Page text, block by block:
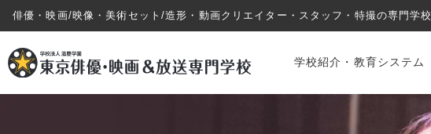
俳優・映画/映像・美術セット/造形・動画クリエイター・スタッフ・特撮の専門学校
学校紹介・教育システム